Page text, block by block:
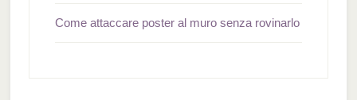
Come attaccare poster al muro senza rovinarlo